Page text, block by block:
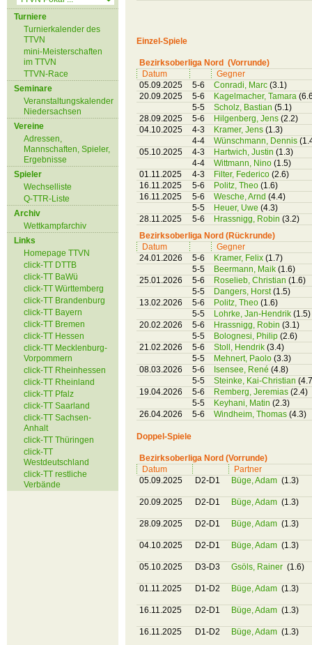
Turniere
Turnierkalender des
TTVN
mini-Meisterschaften
im TTVN
TTVN-Race
Seminare
Veranstaltungskalender
Niedersachsen
Vereine
Adressen,
Mannschaften, Spieler,
Ergebnisse
Spieler
Wechselliste
Q-TTR-Liste
Archiv
Wettkampfarchiv
Links
Homepage TTVN
click-TT DTTB
click-TT BaWü
click-TT Württemberg
click-TT Brandenburg
click-TT Bayern
click-TT Bremen
click-TT Hessen
click-TT Mecklenburg-
Vorpommern
click-TT Rheinhessen
click-TT Rheinland
click-TT Pfalz
click-TT Saarland
click-TT Sachsen-
Anhalt
click-TT Thüringen
click-TT
Westdeutschland
click-TT restliche
Verbände
Einzel-Spiele
Bezirksoberliga Nord (Vorrunde)
Datum
Gegner
05.09.2025
5-6 Conradi, Marc (3.1)
20.09.2025
5-6 Kagelmacher, Tamara
5-5
Scholz, Bastian (5.1)
28.09.2025
5-6 Hilgenberg, Jens (2.2)
04.10.2025
4-3 Kramer, Jens (1.3)
4-4
Wünschmann, Dennis
05.10.2025
4-3 Hartwich, Justin (1.3)
4-4
Wittmann, Nino (1.5)
01.11.2025
4-3 Filter, Federico (2.6)
16.11.2025
5-6 Politz, Theo (1.6)
16.11.2025
5-6 Wesche, Arnd (4.4)
5-5
Heuer, Uwe (4.3)
28.11.2025
5-6 Hrassnigg, Robin (3.2)
Bezirksoberliga Nord (Rückrunde)
Datum
Gegner
24.01.2026
5-6 Kramer, Felix (1.7)
5-5
Beermann, Maik (1.6)
25.01.2026
5-6 Roselieb, Christian (1.6)
5-5
Dangers, Horst(1.5)
13.02.2026
5-6 Politz, Theo (1.6)
5-5
Lohrke, Jan-Hendrik (1.5)
20.02.2026
5-6 Hrassnigg, Robin (3.1)
5-5
Bolognesi, Philip (2.6)
21.02.2026
5-6 Stoll, Hendrik (3.4)
5-5
Mehnert, Paolo (3.3)
08.03.2026
5-6 Isensee, René (4.8)
5-5
Steinke, Kai-Christian
19.04.2026
5-6 Remberg, Jeremias (2.4)
5-5
Keyhani, Matin (2.3)
26.04.2026
5-6 Windheim, Thomas (4.3)
Doppel-Spiele
Bezirksoberliga Nord (Vorrunde)
Datum
Partner
05.09.2025
D2-D1 Büge, Adam (1.3)
20.09.2025 D2-D1 Büge, Adam (1.3)
28.09.2025 D2-D1 Büge, Adam (1.3)
04.10.2025 D2-D1 Büge, Adam (1.3)
05.10.2025 D3-D3 Gsöls, Rainer (1.6)
01.11.2025 D1-D2 Büge, Adam (1.3)
16.11.2025 D2-D1 Büge, Adam (1.3)
16.11.2025 D1-D2 Büge, Adam (1.3)